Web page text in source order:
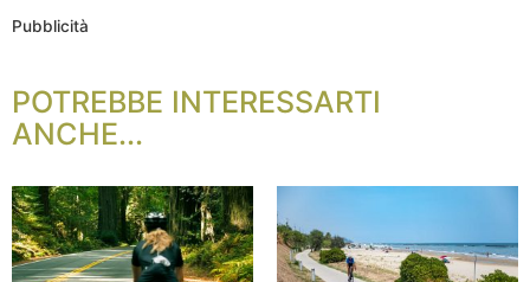
Pubblicità
POTREBBE INTERESSARTI
ANCHE...